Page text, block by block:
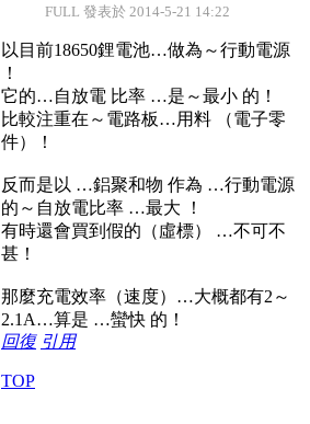
FULL 發表於 2014-5-21 14:22
以目前18650鋰電池…做為～行動電源
！
它的…自放電 比率 …是～最小 的！
比較注重在～電路板…用料 （電子零
件）！
反而是以 …鋁聚和物 作為 …行動電源
的～自放電比率 …最大 ！
有時還會買到假的（虛標） …不可不
甚！
那麼充電效率（速度）…大概都有2～
2.1A…算是 …蠻快 的！
回復 引用
TOP